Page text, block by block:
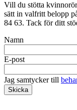
Vill du stötta
sätt in valfritt belopp
84 63. Tack för ditt
Namn
E-post
Jag samtycker till